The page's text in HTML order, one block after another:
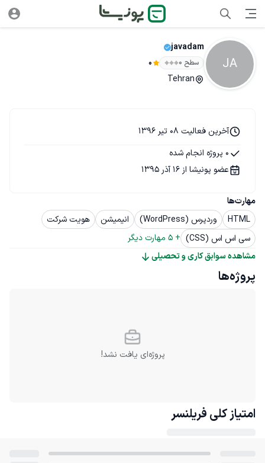
JA
javadam
سطح ۰ 0
Tehran
مهارت‌ها
HTML
وردپرس (WordPress) انیمیشن
هویت شرکت
سی اس اس (CSS)
+
5 مهارت دیگر
مشاهده سوابق کاری و تحصیلی
آخرین فعالیت 08 تیر 1396
0 پروژه انجام شده
عضو پونیشا از 16 آذر 1395
پروژه‌ها
پروژه‌ای یافت نشد!
امتیاز کلی فریلنسر